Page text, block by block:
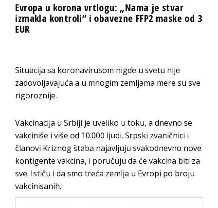
Evropa u korona vrtlogu: „Nama je stvar
izmakla kontroli“ i obavezne FFP2 maske od 3
EUR
Situacija sa koronavirusom nigde u svetu nije
zadovoljavajuća a u mnogim zemljama mere su sve
rigoroznije.
Vakcinacija u Srbiji je uveliko u toku, a dnevno se
vakciniše i više od 10.000 ljudi. Srpski zvaničnici i
članovi Kriznog štaba najavljuju svakodnevno nove
kontigente vakcina, i poručuju da će vakcina biti za
sve. Ističu i da smo treća zemlja u Evropi po broju
vakcinisanih.